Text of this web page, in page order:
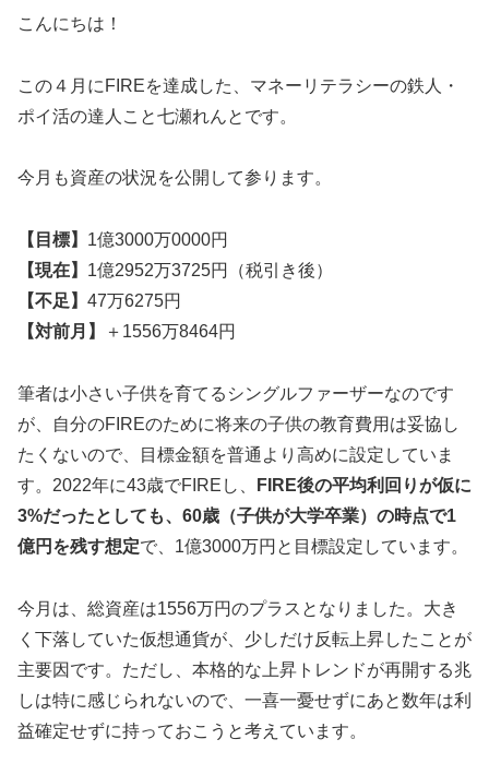
こんにちは！
この４月にFIREを達成した、マネーリテラシーの鉄人・
ポイ活の達人こと七瀬れんとです。
今月も資産の状況を公開して参ります。
【目標】 1億3000万0000円
【現在】 1億2952万3725円（税引き後）
【不足】 47万6275円
【対前月】
＋1556万8464円
筆者は小さい子供を育てるシングルファーザーなのです
が、自分のFIREのために将来の子供の教育費用は妥協し
たくないので、目標金額を普通より高めに設定していま
す。2022年に43歳でFIREし、
FIRE後の平均利回りが仮に
3%だったとしても、60歳（子供が大学卒業）の時点で1
億円を残す想定で、1億3000万円と目標設定しています。
今月は、総資産は1556万円のプラスとなりました。大き
く下落していた仮想通貨が、少しだけ反転上昇したことが
主要因です。ただし、本格的な上昇トレンドが再開する兆
しは特に感じられないので、一喜一憂せずにあと数年は利
益確定せずに持っておこうと考えています。